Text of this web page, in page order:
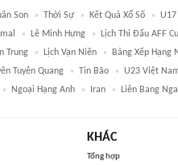
Son Thời Sự Kết Quả Xổ Số
Lê Minh Hưng Lịch Thi Đấu AFF
Trung
Lịch Vạn Niên Bảng Xếp Hạng
Tuyên Quang
Tin Bão U23 Việt
Ngoại Hạng Anh Iran Liên Bang Nga
KHÁC
Tổng hợp